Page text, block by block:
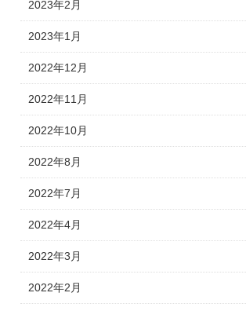
2023年2月
2023年1月
2022年12月
2022年11月
2022年10月
2022年8月
2022年7月
2022年4月
2022年3月
2022年2月